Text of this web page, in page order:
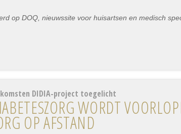
op DOQ, nieuwssite voor huisartsen en medisch
DIDIA-project toegelicht
WORDT
OP AFSTAND